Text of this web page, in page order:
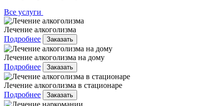
Все услуги
Лечение алкоголизма
Подробнее
Заказать
Лечение алкоголизма на дому
Подробнее
Заказать
Лечение алкоголизма в стационаре
Подробнее
Заказать